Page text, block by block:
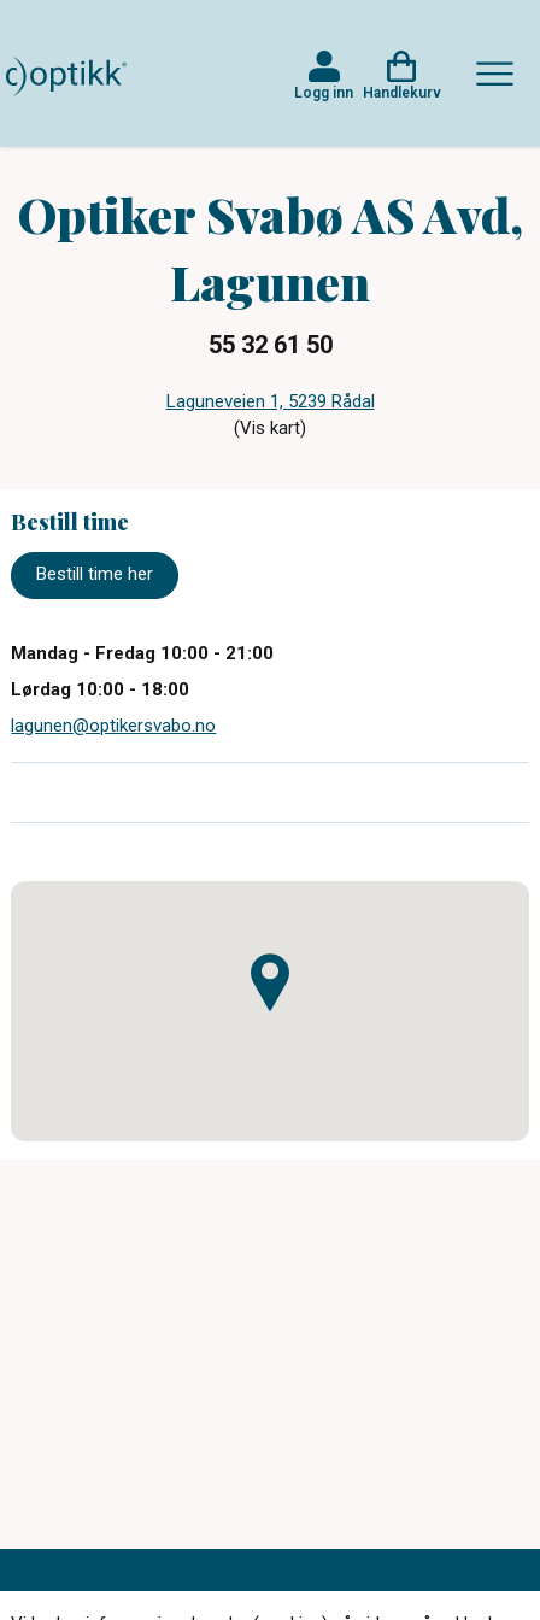
Logg inn Handlekurv
Optiker Svabø AS Avd,
Lagunen
55 32 61 50
Laguneveien 1, 5239 Rådal
(Vis kart)
Bestill time
Bestill time her
Mandag - Fredag 10:00 - 21:00
Lørdag 10:00 - 18:00
lagunen@optikersvabo.no